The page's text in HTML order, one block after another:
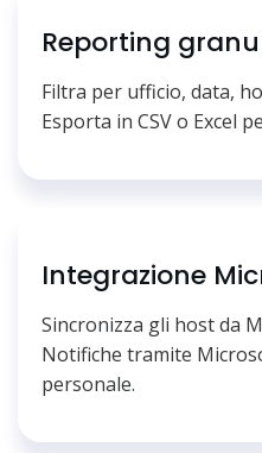
Reporting
Filtra per ufficio, data,
Esporta in CSV o Excel
Integrazione
Sincronizza gli host da
Notifiche tramite
personale.